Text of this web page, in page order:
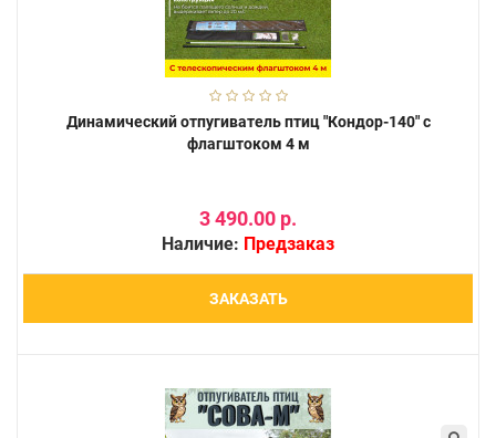
Динамический отпугиватель птиц "Кондор-140" с
флагштоком 4 м
3 490.00 р.
Наличие: Предзаказ
ЗАКАЗАТЬ